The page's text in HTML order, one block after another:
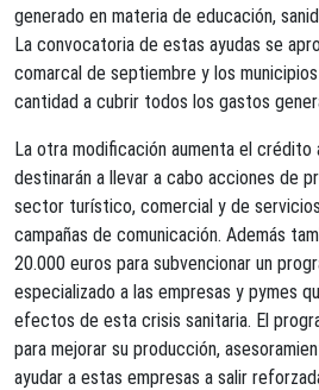
generado en materia de educación,
La convocatoria de estas ayudas se
comarcal de septiembre y los
cantidad a cubrir todos los gastos
La otra modificación aumenta el crédito
destinarán a llevar a cabo acciones de
sector turístico, comercial y de
campañas de comunicación. Además
20.000 euros para subvencionar un
especializado a las empresas y pymes
efectos de esta crisis sanitaria. El
para mejorar su producción,
ayudar a estas empresas a salir